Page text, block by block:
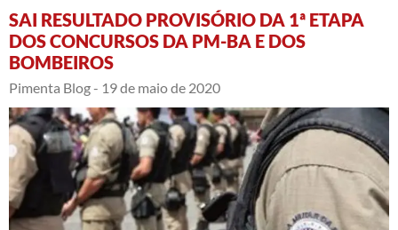
SAI RESULTADO PROVISÓRIO DA 1ª ETAPA
DOS CONCURSOS DA PM-BA E DOS
BOMBEIROS
Pimenta Blog - 19 de maio de 2020